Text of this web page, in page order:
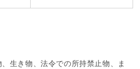
生き物、法令での所持禁止物、ま